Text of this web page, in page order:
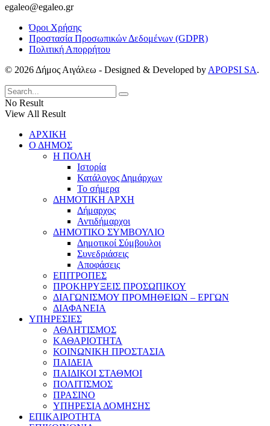
egaleo@egaleo.gr
Όροι Χρήσης
Προστασία Προσωπικών Δεδομένων (GDPR)
Πολιτική Απορρήτου
© 2026 Δήμος Αιγάλεω - Designed & Developed by APOPSI SA.
No Result
View All Result
ΑΡΧΙΚΗ
Ο ΔΗΜΟΣ
Η ΠΟΛΗ
Ιστορία
Κατάλογος Δημάρχων
Το σήμερα
ΔΗΜΟΤΙΚΗ ΑΡΧΗ
Δήμαρχος
Αντιδήμαρχοι
ΔΗΜΟΤΙΚΟ ΣΥΜΒΟΥΛΙΟ
Δημοτικοί Σύμβουλοι
Συνεδριάσεις
Αποφάσεις
ΕΠΙΤΡΟΠΕΣ
ΠΡΟΚΗΡΥΞΕΙΣ ΠΡΟΣΩΠΙΚΟΥ
ΔΙΑΓΩΝΙΣΜΟΥ ΠΡΟΜΗΘΕΙΩΝ – ΕΡΓΩΝ
ΔΙΑΦΑΝΕΙΑ
ΥΠΗΡΕΣΙΕΣ
ΑΘΛΗΤΙΣΜΟΣ
ΚΑΘΑΡΙΟΤΗΤΑ
ΚΟΙΝΩΝΙΚΗ ΠΡΟΣΤΑΣΙΑ
ΠΑΙΔΕΙΑ
ΠΑΙΔΙΚΟΙ ΣΤΑΘΜΟΙ
ΠΟΛΙΤΙΣΜΟΣ
ΠΡΑΣΙΝΟ
ΥΠΗΡΕΣΙΑ ΔΟΜΗΣΗΣ
ΕΠΙΚΑΙΡΟΤΗΤΑ